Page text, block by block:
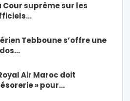
Cour suprême sur les
Tebboune s’offre une
Air Maroc doit
» pour…